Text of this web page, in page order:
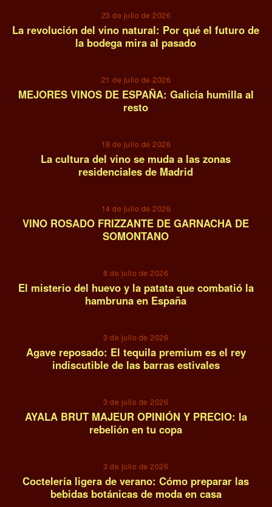
23 de julio de 2026
La revolución del vino natural: Por qué el futuro de
la bodega mira al pasado
21 de julio de 2026
MEJORES VINOS DE ESPAÑA: Galicia humilla al
resto
18 de julio de 2026
La cultura del vino se muda a las zonas
residenciales de Madrid
14 de julio de 2026
VINO ROSADO FRIZZANTE DE GARNACHA DE
SOMONTANO
8 de julio de 2026
El misterio del huevo y la patata que combatió la
hambruna en España
3 de julio de 2026
Agave reposado: El tequila premium es el rey
indiscutible de las barras estivales
3 de julio de 2026
AYALA BRUT MAJEUR OPINIÓN Y PRECIO: la
rebelión en tu copa
3 de julio de 2026
Coctelería ligera de verano: Cómo preparar las
bebidas botánicas de moda en casa